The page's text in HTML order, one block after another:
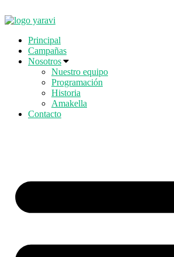
al
Principal
Campañas
Nosotros
Nuestro equipo
Programación
Historia
Amakella
Contacto